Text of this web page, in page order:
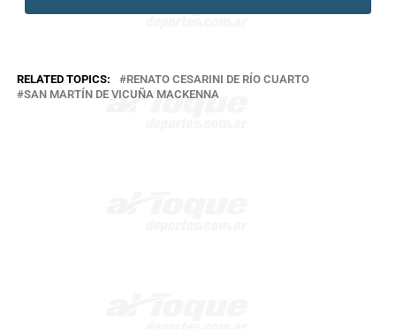
RELATED TOPICS:
RENATO CESARINI DE RÍO CUARTO
SAN MARTÍN DE VICUÑA MACKENNA